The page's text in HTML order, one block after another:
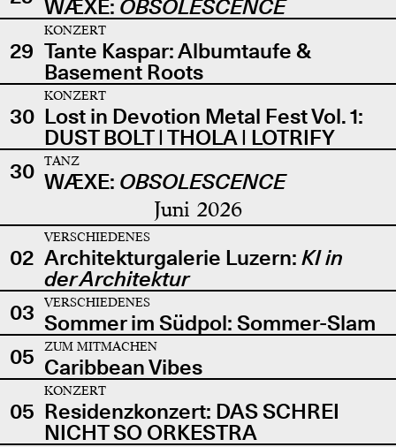
WÆXE: OBSOLESCENCE
29
KONZERT
Tante Kaspar: Albumtaufe &
Basement Roots
30
KONZERT
Lost in Devotion Metal Fest Vol. 1:
DUST BOLT | THOLA | LOTRIFY
30
TANZ
WÆXE: OBSOLESCENCE
Juni 2026
02
VERSCHIEDENES
Architekturgalerie Luzern: KI in
der Architektur
03
VERSCHIEDENES
Sommer im Südpol: Sommer-Slam
05
ZUM MITMACHEN
Caribbean Vibes
05
KONZERT
Residenzkonzert: DAS SCHREI
NICHT SO ORKESTRA